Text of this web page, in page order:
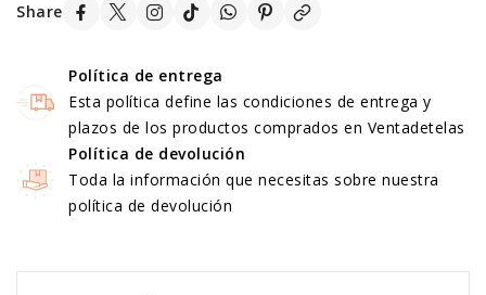
Share
Política de entrega
Esta política define las condiciones de entrega y
plazos de los productos comprados en Ventadetelas
Política de devolución
Toda la información que necesitas sobre nuestra
política de devolución